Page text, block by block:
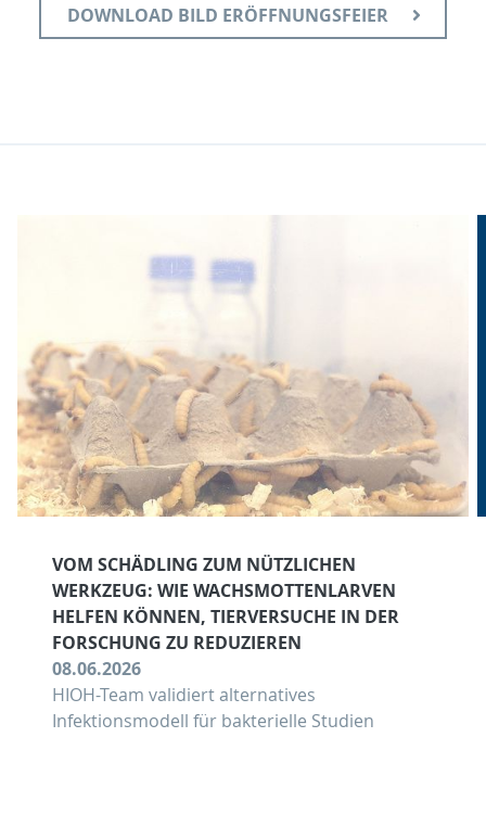
DOWNLOAD BILD ERÖFFNUNGSFEIER
VOM SCHÄDLING ZUM NÜTZLICHEN
WERKZEUG: WIE WACHSMOTTENLARVEN
HELFEN KÖNNEN, TIERVERSUCHE IN DER
FORSCHUNG ZU REDUZIEREN
08.06.2026
HIOH-Team validiert alternatives
Infektionsmodell für bakterielle Studien